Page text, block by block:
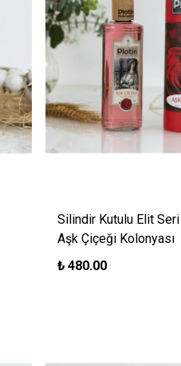
Silindir Kutulu Elit
Aşk Çiçeği Kolonyası
₺ 480.00